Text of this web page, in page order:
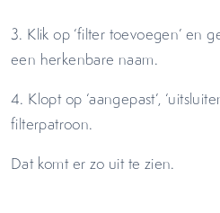
3. Klik op ‘filter toevoegen’ en
een herkenbare naam.
4. Klopt op ‘aangepast’,
filterpatroon.
Dat komt er zo uit te zien.